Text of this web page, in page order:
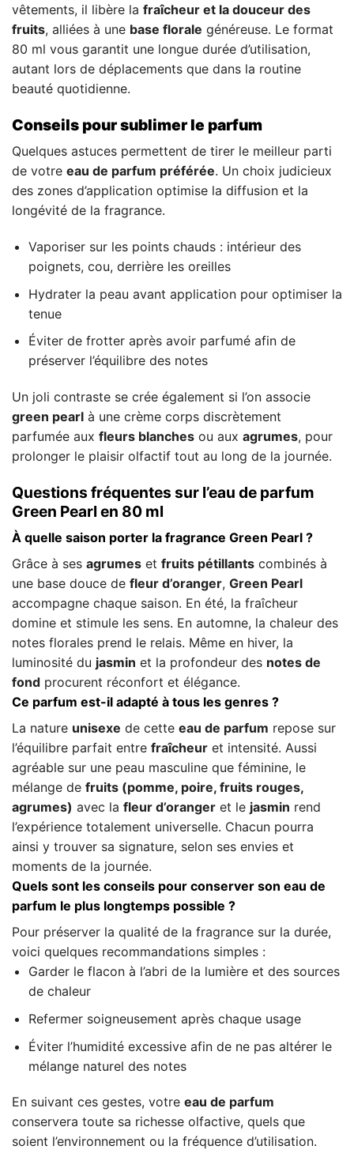
vêtements, il libère la fraîcheur et la douceur des
fruits, alliées à une base florale généreuse. Le format
80 ml vous garantit une longue durée d’utilisation,
autant lors de déplacements que dans la routine
beauté quotidienne.
Conseils pour sublimer le parfum
Quelques astuces permettent de tirer le meilleur parti
de votre eau de parfum préférée. Un choix judicieux
des zones d’application optimise la diffusion et la
longévité de la fragrance.
Vaporiser sur les points chauds : intérieur des
poignets, cou, derrière les oreilles
Hydrater la peau avant application pour optimiser la
tenue
Éviter de frotter après avoir parfumé afin de
préserver l’équilibre des notes
Un joli contraste se crée également si l’on associe
green pearl à une crème corps discrètement
parfumée aux fleurs blanches ou aux agrumes, pour
prolonger le plaisir olfactif tout au long de la journée.
Questions fréquentes sur l’eau de parfum
Green Pearl en 80 ml
À quelle saison porter la fragrance Green Pearl ?
Grâce à ses agrumes et fruits pétillants combinés à
une base douce de fleur d’oranger, Green Pearl
accompagne chaque saison. En été, la fraîcheur
domine et stimule les sens. En automne, la chaleur des
notes florales prend le relais. Même en hiver, la
luminosité du jasmin et la profondeur des notes de
fond procurent réconfort et élégance.
Ce parfum est-il adapté à tous les genres ?
La nature unisexe de cette eau de parfum repose sur
l’équilibre parfait entre fraîcheur et intensité. Aussi
agréable sur une peau masculine que féminine, le
mélange de fruits (pomme, poire, fruits rouges,
agrumes) avec la fleur d’oranger et le jasmin rend
l’expérience totalement universelle. Chacun pourra
ainsi y trouver sa signature, selon ses envies et
moments de la journée.
Quels sont les conseils pour conserver son eau de
parfum le plus longtemps possible ?
Pour préserver la qualité de la fragrance sur la durée,
voici quelques recommandations simples :
Garder le flacon à l’abri de la lumière et des sources
de chaleur
Refermer soigneusement après chaque usage
Éviter l’humidité excessive afin de ne pas altérer le
mélange naturel des notes
En suivant ces gestes, votre eau de parfum
conservera toute sa richesse olfactive, quels que
soient l’environnement ou la fréquence d’utilisation.